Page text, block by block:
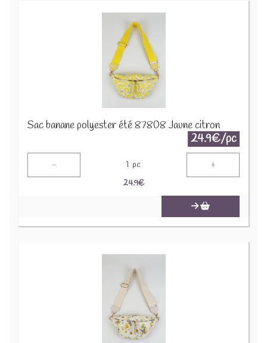
Sac banane polyester été 87808 Jaune citron
24.9€/pc
- 1 pc +
24.9€